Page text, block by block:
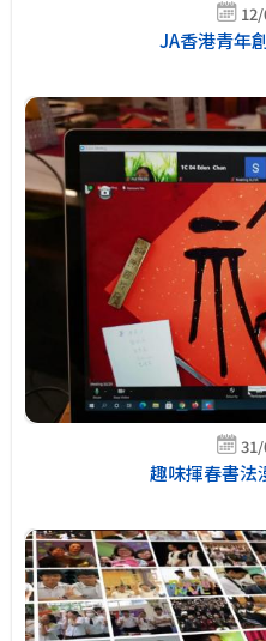
JA香港青年
趣味揮春書法